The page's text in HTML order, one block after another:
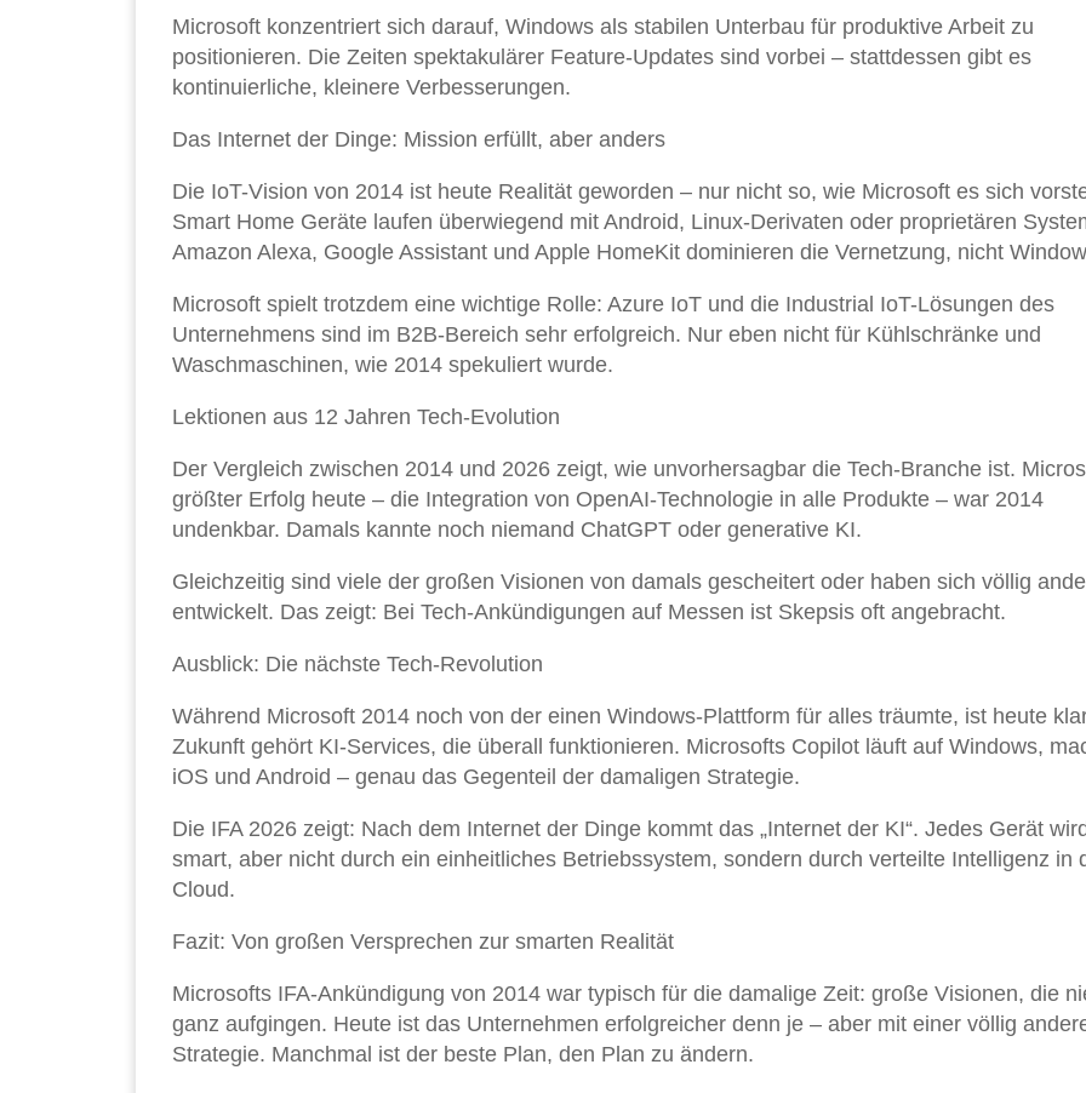
Microsoft konzentriert sich darauf, Windows als stabilen Unterbau für produktive Arbeit zu
positionieren. Die Zeiten spektakulärer Feature-Updates sind vorbei – stattdessen gibt es
kontinuierliche, kleinere Verbesserungen.
Das Internet der Dinge: Mission erfüllt, aber anders
Die IoT-Vision von 2014 ist heute Realität geworden – nur nicht so, wie Microsoft es sich
Smart Home Geräte laufen überwiegend mit Android, Linux-Derivaten oder proprietären
Amazon Alexa, Google Assistant und Apple HomeKit dominieren die Vernetzung, nicht
Microsoft spielt trotzdem eine wichtige Rolle: Azure IoT und die Industrial IoT-Lösungen des
Unternehmens sind im B2B-Bereich sehr erfolgreich. Nur eben nicht für Kühlschränke und
Waschmaschinen, wie 2014 spekuliert wurde.
Lektionen aus 12 Jahren Tech-Evolution
Der Vergleich zwischen 2014 und 2026 zeigt, wie unvorhersagbar die Tech-Branche ist.
größter Erfolg heute – die Integration von OpenAI-Technologie in alle Produkte – war 2014
undenkbar. Damals kannte noch niemand ChatGPT oder generative KI.
Gleichzeitig sind viele der großen Visionen von damals gescheitert oder haben sich völlig
entwickelt. Das zeigt: Bei Tech-Ankündigungen auf Messen ist Skepsis oft angebracht.
Ausblick: Die nächste Tech-Revolution
Während Microsoft 2014 noch von der einen Windows-Plattform für alles träumte, ist heute
Zukunft gehört KI-Services, die überall funktionieren. Microsofts Copilot läuft auf Windows,
iOS und Android – genau das Gegenteil der damaligen Strategie.
Die IFA 2026 zeigt: Nach dem Internet der Dinge kommt das „Internet der KI“. Jedes Gerät wird
smart, aber nicht durch ein einheitliches Betriebssystem, sondern durch verteilte Intelligenz in
Cloud.
Fazit: Von großen Versprechen zur smarten Realität
Microsofts IFA-Ankündigung von 2014 war typisch für die damalige Zeit: große Visionen, die
ganz aufgingen. Heute ist das Unternehmen erfolgreicher denn je – aber mit einer völlig
Strategie. Manchmal ist der beste Plan, den Plan zu ändern.